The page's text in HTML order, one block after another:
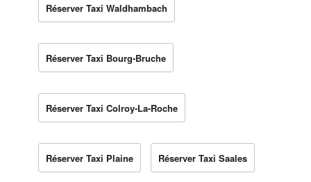
Réserver Taxi Waldhambach
Réserver Taxi Bourg-Bruche
Réserver Taxi Colroy-La-Roche
Réserver Taxi Plaine Réserver Taxi Saales